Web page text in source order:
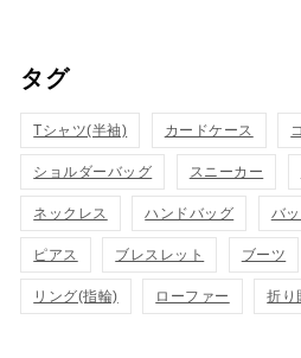
タグ
Tシャツ(半袖) カードケース
ショルダーバッグ スニーカー
ネックレス ハンドバッグ バ
ピアス ブレスレット ブーツ
リング(指輪) ローファー 折り